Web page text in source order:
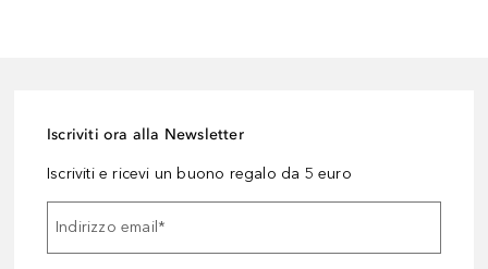
Iscriviti ora alla Newsletter
Iscriviti e ricevi un buono regalo da 5 euro
Indirizzo email*